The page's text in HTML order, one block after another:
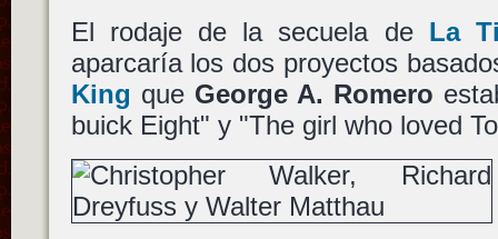
El rodaje de la secuela de La
aparcaría los dos proyectos
King que George A. Romero
buick Eight" y "The girl who loved